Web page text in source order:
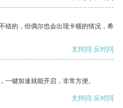
错的，但偶尔也会出现卡顿的情况，希
支持[0] 反对[0]
一键加速就能开启，非常方便。
支持[0] 反对[0]